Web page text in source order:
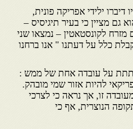
ילידי אפריקה פונית,
מציין כי בעיר תיגיסיס –
מזרח לקונסטאטין – נמצאו שני
כלל על דעתנו " אנו ברחנו
על עובדה אחת של ממש :
להיות אזור שמי מובהק.
זו, אך נראה כי לצרכי
הנוצרית, אף כי